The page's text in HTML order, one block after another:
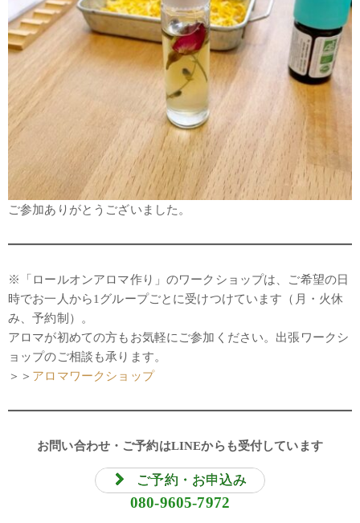
ご参加ありがとうございました。
※「ロールオンアロマ作り」のワークショップは、ご希望の日
時でお一人から1グループごとに受けつけています（月・火休
み、予約制）。
アロマが初めての方もお気軽にご参加ください。出張ワークシ
ョップのご相談も承ります。
＞＞ アロマワークショップ
お問い合わせ・ご予約はLINEからも受付しています
ご予約・お申込み
080-9605-7972